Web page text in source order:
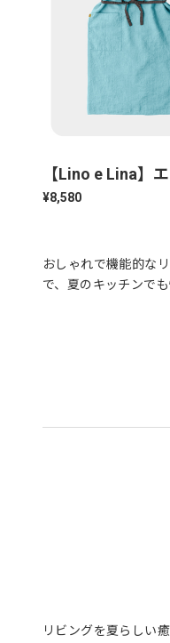
【Lino e Lina】
¥8,580
おしゃれで機能的な
で、夏のキッチンで
リビングを夏らしい